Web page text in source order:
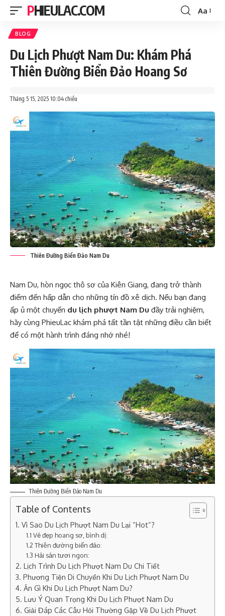
PHIEULAC.COM
Font
Aa
BLOG
Du Lịch Phượt Nam Du: Khám Phá
Thiên Đường Biển Đảo Hoang Sơ
Tháng 5 15, 2025 10:04 chiều
Thiên Đường Biển Đảo Nam Du
Nam Du, hòn ngọc thô sơ của Kiên Giang, đang trở thành
điểm đến hấp dẫn cho những tín đồ xê dịch. Nếu bạn đang
ấp ủ một chuyến du lịch phượt Nam Du đầy trải nghiệm,
hãy cùng PhieuLac khám phá tất tần tật những điều cần biết
để có một hành trình đáng nhớ nhé!
Thiên Đường Biển Đảo Nam Du
Table of Contents
1. Vì Sao Du Lịch Phượt Nam Du Lại “Hot”?
1.1 Vẻ đẹp hoang sơ, bình dị:
1.2 Thiên đường biển đảo:
1.3 Hải sản tươi ngon:
2. Lịch Trình Du Lịch Phượt Nam Du Chi Tiết
3. Phương Tiện Di Chuyển Khi Du Lịch Phượt Nam Du
4. Ăn Gì Khi Du Lịch Phượt Nam Du?
5. Lưu Ý Quan Trọng Khi Du Lịch Phượt Nam Du
6. Giải Đáp Các Câu Hỏi Thường Gặp Về Du Lịch Phượt